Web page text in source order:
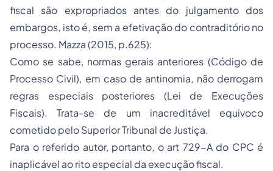
fiscal são expropriados antes do julgamento dos
embargos, isto é, sem a efetivação do contraditório no
processo. Mazza (2015, p.625):
Como se sabe, normas gerais anteriores (Código de
Processo Civil), em caso de antinomia, não derrogam
regras especiais posteriores (Lei de Execuções
Fiscais). Trata-se de um inacreditável equivoco
cometido pelo Superior Tribunal de Justiça.
Para o referido autor, portanto, o art 729-A do CPC é
inaplicável ao rito especial da execução fiscal.